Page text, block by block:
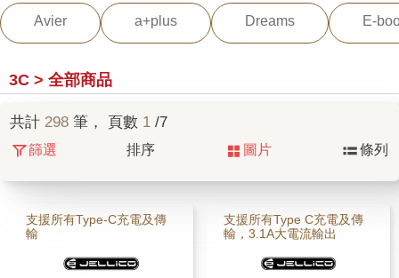
Avier a+plus Dreams E-
3C > 全部商品
共計 298 筆， 頁數 1 /7
篩選 排序 圖片 條列
支援所有Type-C充電及傳
輸
支援所有Type C充電及傳
輸，3.1A大電流輸出